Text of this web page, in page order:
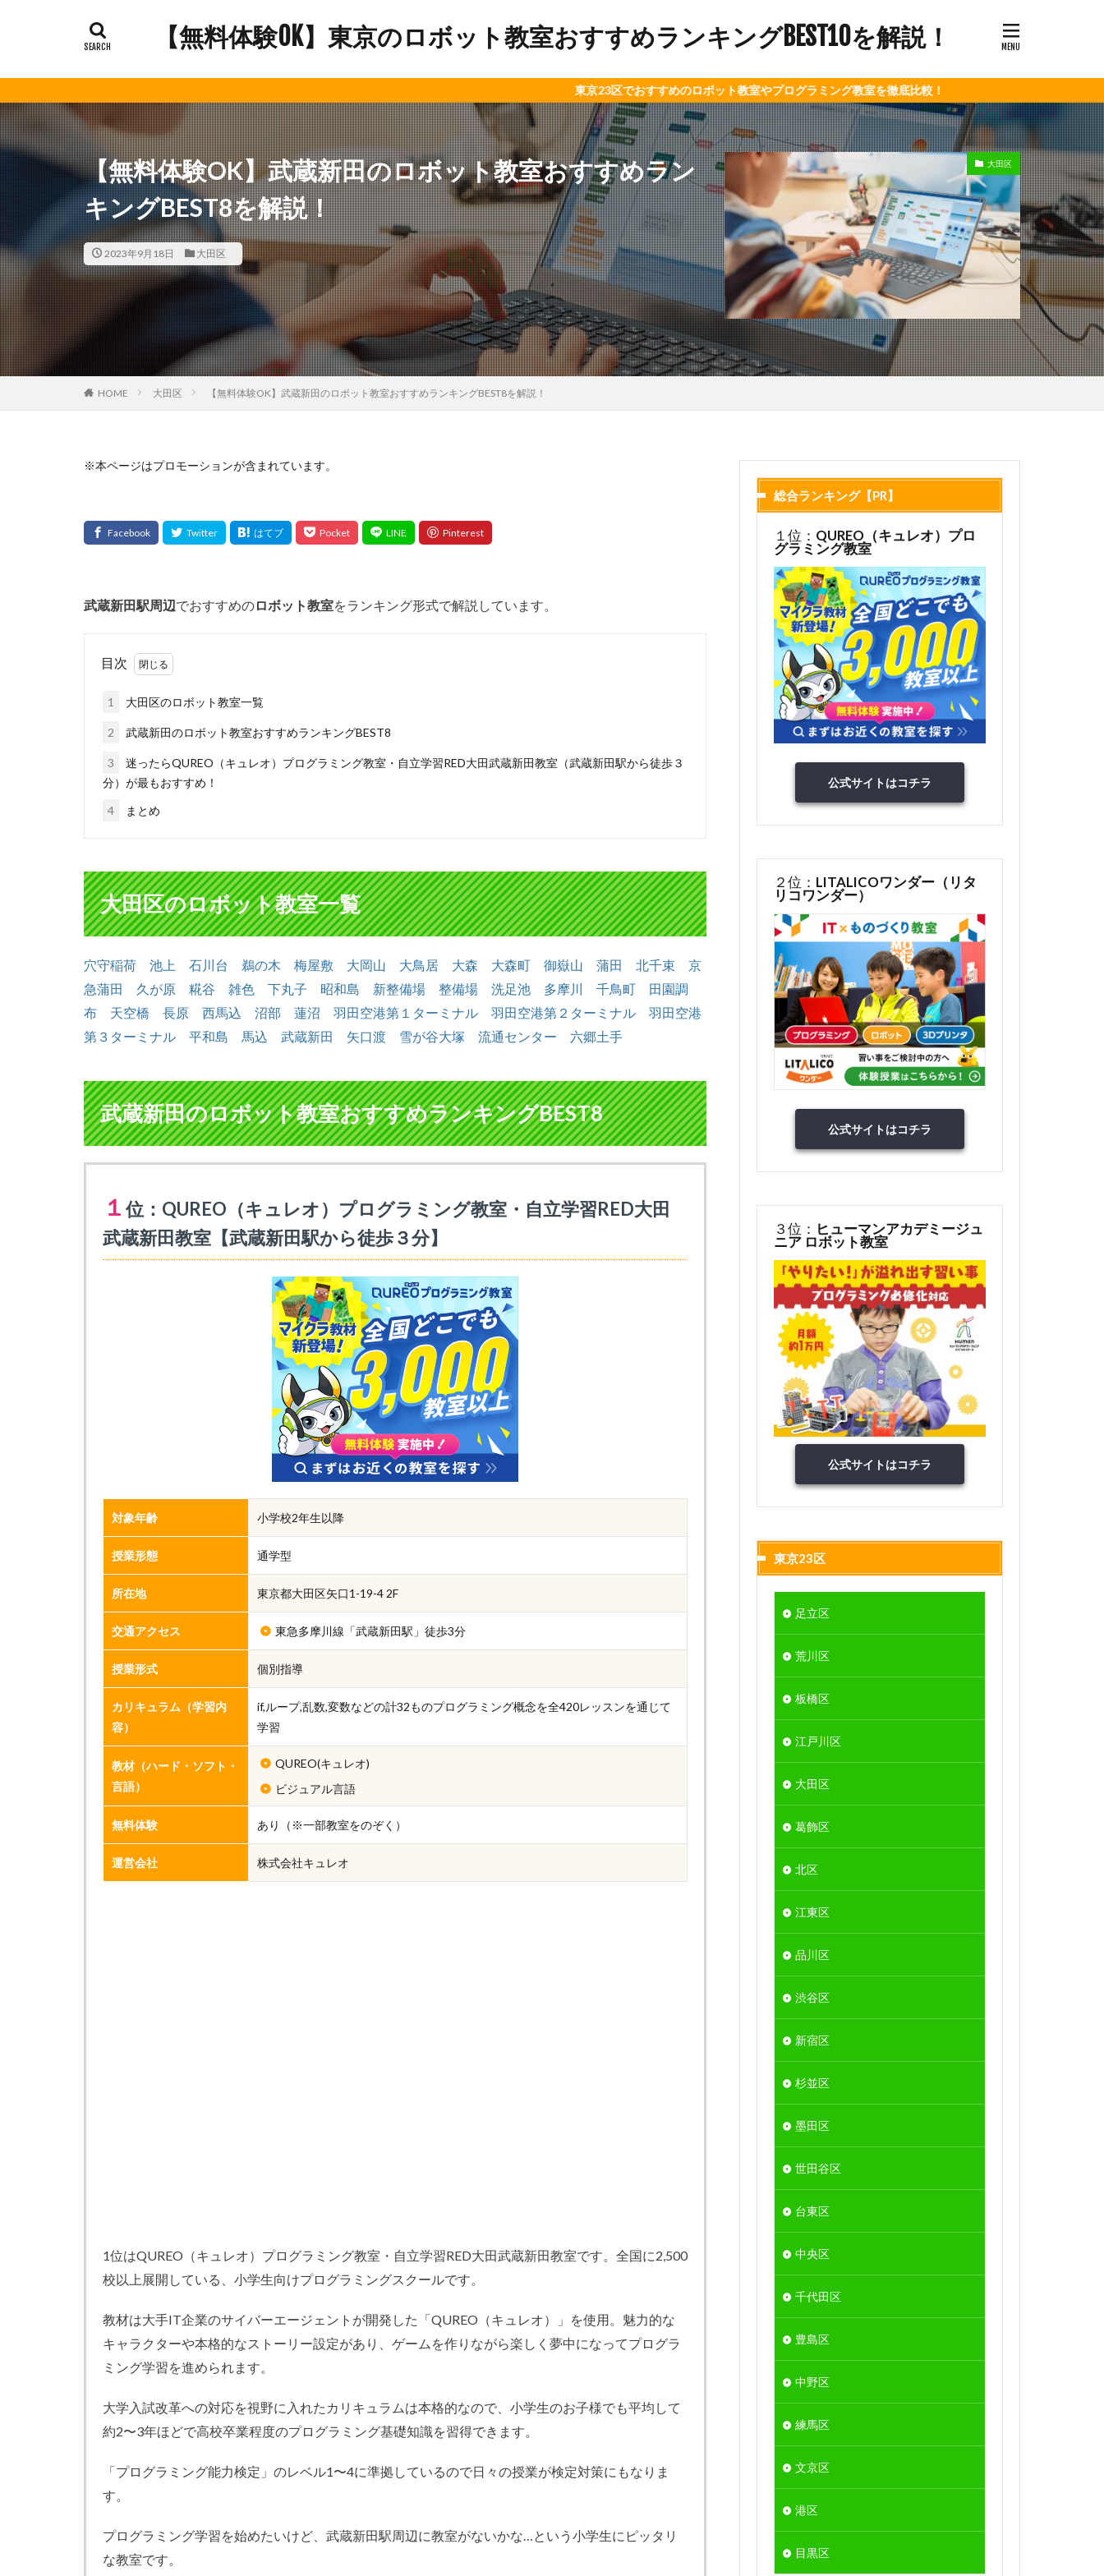
【無料体験OK】東京のロボット教室おすすめランキングBEST10を解説！
東京23区でおすすめのロボット教室やプログラミング教室を徹底比較！
【無料体験OK】武蔵新田のロボット教室おすすめラン
キングBEST8を解説！
2023年9月18日 大田区
大田区
HOME 大田区 【無料体験OK】武蔵新田のロボット教室おすすめランキングBEST8を解説！
※本ページはプロモーションが含まれています。
武蔵新田駅周辺でおすすめのロボット教室をランキング形式で解説しています。
目次
1 大田区のロボット教室一覧
2 武蔵新田のロボット教室おすすめランキングBEST8
3
迷ったらQUREO（キュレオ）プログラミング教室・自立学習RED大田武蔵新田教室（武蔵新田駅から徒歩３
分）が最もおすすめ！
4
まとめ
大田区のロボット教室一覧
穴守稲荷 池上 石川台 鵜の木 梅屋敷 大岡山 大鳥居 大森 大森町 御嶽山 蒲田 北千束
京
急蒲田
久が原 糀谷 雑色 下丸子 昭和島 新整備場 整備場 洗足池 多摩川 千鳥町
田園調
布
天空橋 長原 西馬込 沼部 蓮沼 羽田空港第１ターミナル 羽田空港第２ターミナル
羽田空港
第３ターミナル
平和島 馬込 武蔵新田 矢口渡 雪が谷大塚 流通センター 六郷土手
武蔵新田のロボット教室おすすめランキングBEST8
１ 位：QUREO（キュレオ）プログラミング教室・自立学習RED大田
武蔵新田教室【武蔵新田駅から徒歩３分】
対象年齢 小学校2年生以降
授業形態 通学型
所在地 東京都大田区矢口1-19-4 2F
交通アクセス 東急多摩川線「武蔵新田駅」徒歩3分
授業形式 個別指導
カリキュラム（学習内
容）
if,ループ,乱数,変数などの計32ものプログラミング概念を全420レッスンを通じて
学習
教材（ハード・ソフト・
言語）
QUREO(キュレオ)
ビジュアル言語
無料体験 あり（※一部教室をのぞく）
運営会社 株式会社キュレオ
1位はQUREO（キュレオ）プログラミング教室・自立学習RED大田武蔵新田教室です。全国に2,500
校以上展開している、小学生向けプログラミングスクールです。
教材は大手IT企業のサイバーエージェントが開発した「QUREO（キュレオ）」を使用。魅力的な
キャラクターや本格的なストーリー設定があり、ゲームを作りながら楽しく夢中になってプログラ
ミング学習を進められます。
大学入試改革への対応を視野に入れたカリキュラムは本格的なので、小学生のお子様でも平均して
約2〜3年ほどで高校卒業程度のプログラミング基礎知識を習得できます。
「プログラミング能力検定」のレベル1〜4に準拠しているので日々の授業が検定対策にもなりま
す。
プログラミング学習を始めたいけど、武蔵新田駅周辺に教室がないかな…という小学生にピッタリ
な教室です。
総合ランキング【PR】
１位： QUREO（キュレオ）プロ
グラミング教室
公式サイトはコチラ
２位： LITALICOワンダー（リタ
リコワンダー）
公式サイトはコチラ
３位： ヒューマンアカデミージュ
ニア ロボット教室
公式サイトはコチラ
東京23区
足立区
荒川区
板橋区
江戸川区
大田区
葛飾区
北区
江東区
品川区
渋谷区
新宿区
杉並区
墨田区
世田谷区
台東区
中央区
千代田区
豊島区
中野区
練馬区
文京区
港区
目黒区